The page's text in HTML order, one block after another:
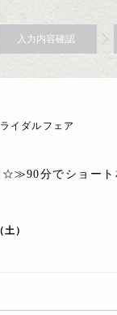
入力内容確認
イダルフェア
分でショート
）